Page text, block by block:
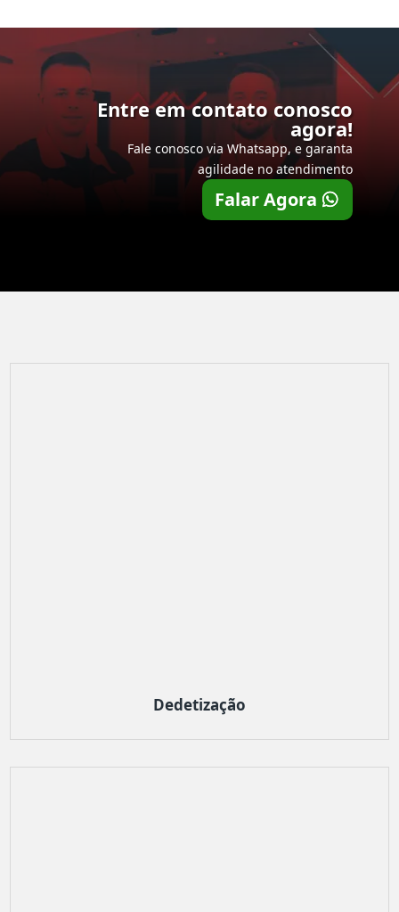
Entre em contato conosco
agora!
Fale conosco via Whatsapp, e garanta
agilidade no atendimento
Falar Agora
Dedetização